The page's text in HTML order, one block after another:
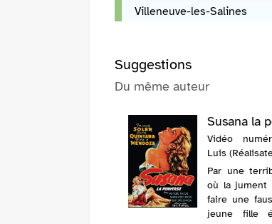
/
Luis
Bunuel,
scénario,
mise
scène,
Villeneuve-les-Salines
Suggestions
Du même auteur
Susana la
Vidéo
Luis
Par une
où la jument
faire une
jeune fille